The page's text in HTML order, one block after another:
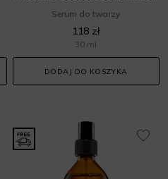
Serum do twarzy
118 zł
30 ml
DODAJ DO KOSZYKA